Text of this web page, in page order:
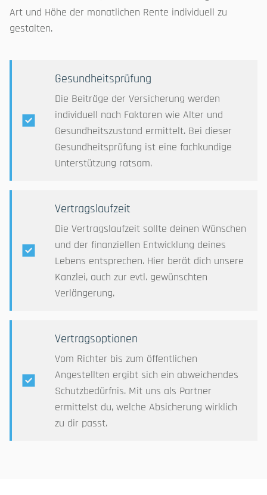
Art und Höhe der monatlichen Rente individuell zu
gestalten.
Gesundheitsprüfung
Die Beiträge der Versicherung werden
individuell nach Faktoren wie Alter und
Gesundheitszustand ermittelt. Bei dieser
Gesundheitsprüfung ist eine fachkundige
Unterstützung ratsam.
Vertragslaufzeit
Die Vertragslaufzeit sollte deinen Wünschen
und der finanziellen Entwicklung deines
Lebens entsprechen. Hier berät dich unsere
Kanzlei, auch zur evtl. gewünschten
Verlängerung.
Vertragsoptionen
Vom Richter bis zum öffentlichen
Angestellten ergibt sich ein abweichendes
Schutzbedürfnis. Mit uns als Partner
ermittelst du, welche Absicherung wirklich
zu dir passt.